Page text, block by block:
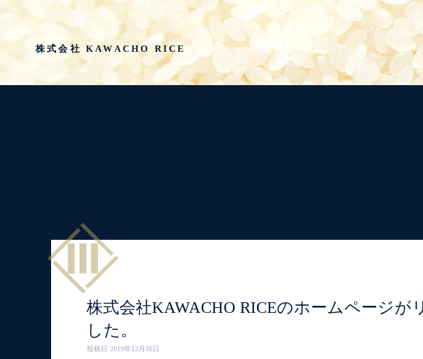
株式会社 KAWACHO RICE
株式会社KAWACHO RICEのホームページが
した。
投稿日 2019年12月16日